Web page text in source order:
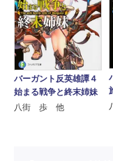
バーガント反英雄譚４
始まる戦争と終末姉妹
八街 歩 他